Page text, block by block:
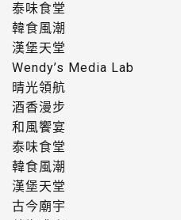
泰味食堂
韓食風潮
漢堡天堂
Wendy’s Media Lab
晴光領航
酒香漫步
和風饗宴
泰味食堂
韓食風潮
漢堡天堂
古今廟宇